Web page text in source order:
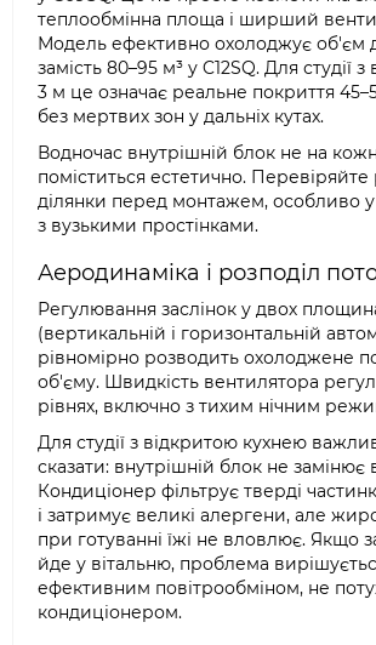
теплообмінна площа і ширший
Модель ефективно охолоджує об'єм
замість 80–95 м³ у C12SQ. Для студії
3 м це означає реальне покриття
без мертвих зон у дальніх кутах.
Водночас внутрішній блок не на
поміститься естетично. Перевіряйте
ділянки перед монтажем, особливо
з вузькими простінками.
Аеродинаміка і розподіл
Регулювання заслінок у двох
(вертикальній і горизонтальній
рівномірно розводить охолоджене
об'єму. Швидкість вентилятора
рівнях, включно з тихим нічним
Для студії з відкритою кухнею
сказати: внутрішній блок не замінює
Кондиціонер фільтрує тверді
і затримує великі алергени, але
при готуванні їжі не вловлює. Якщо
йде у вітальню, проблема
ефективним повітрообміном, не
кондиціонером.